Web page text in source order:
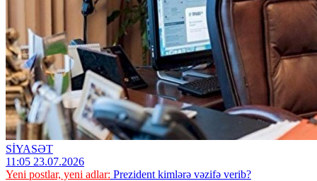
SİYASƏT
11:05 23.07.2026
Yeni postlar, yeni adlar: Prezident kimlərə vəzifə verib?